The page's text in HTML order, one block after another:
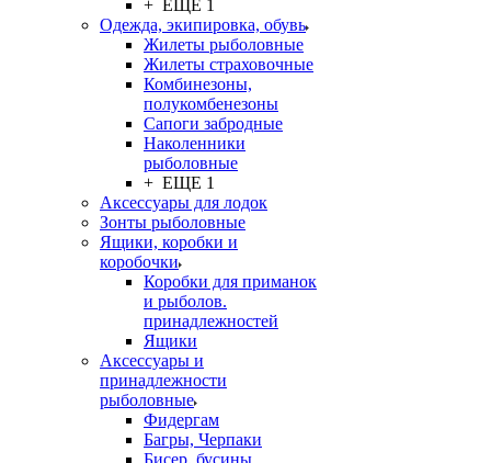
+ ЕЩЕ 1
Одежда, экипировка, обувь
Жилеты рыболовные
Жилеты страховочные
Комбинезоны,
полукомбенезоны
Сапоги забродные
Наколенники
рыболовные
+ ЕЩЕ 1
Аксессуары для лодок
Зонты рыболовные
Ящики, коробки и
коробочки
Коробки для приманок
и рыболов.
принадлежностей
Ящики
Аксессуары и
принадлежности
рыболовные
Фидергам
Багры, Черпаки
Бисер, бусины